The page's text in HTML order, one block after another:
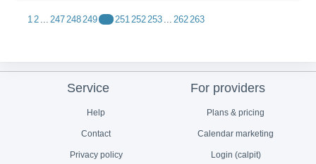
1 2 247 248 249250 251 252 253 262 263
Service
Help
Contact
Privacy policy
For providers
Plans & pricing
Calendar marketing
Login (calpit)